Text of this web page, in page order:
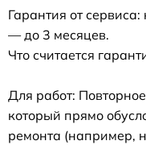
Гарантия от
— до 3 месяцев.
Что считается
Для работ:
который прямо
ремонта (например,